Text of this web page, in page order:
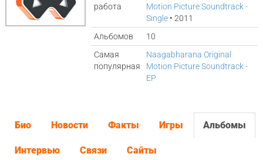
работа
Motion Picture Soundtrack -
Single • 2011
Альбомов
10
Самая
популярная
Naagabharana Original
Motion Picture Soundtrack -
EP
Био Новости Факты Игры Альбомы
Интервью Связи Сайты